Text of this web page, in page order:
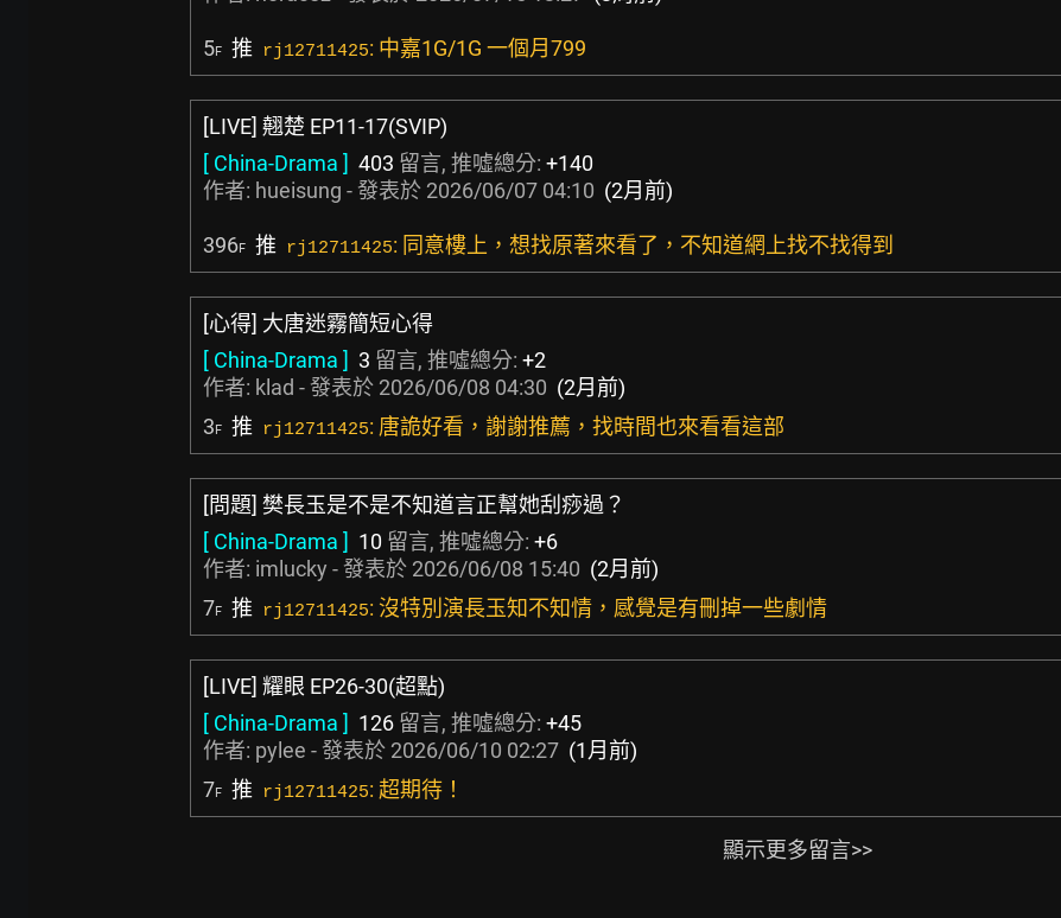
5F 推 rj12711425: 中嘉1G/1G 一個月799
[LIVE] 翹楚 EP11-17(SVIP)
[ China-Drama ] 403 留言, 推噓總分: +140
作者: hueisung - 發表於 2026/06/07 04:10 (2月前)
396F 推 rj12711425: 同意樓上，想找原著來看了，不知道網上找不找得到
[心得] 大唐迷霧簡短心得
[ China-Drama ] 3 留言, 推噓總分: +2
作者: klad - 發表於 2026/06/08 04:30 (2月前)
3F 推 rj12711425: 唐詭好看，謝謝推薦，找時間也來看看這部
[問題] 樊長玉是不是不知道言正幫她刮痧過？
[ China-Drama ] 10 留言, 推噓總分: +6
作者: imlucky - 發表於 2026/06/08 15:40 (2月前)
7F 推 rj12711425: 沒特別演長玉知不知情，感覺是有刪掉一些劇情
[LIVE] 耀眼 EP26-30(超點)
[ China-Drama ] 126 留言, 推噓總分: +45
作者: pylee - 發表於 2026/06/10 02:27 (1月前)
7F 推 rj12711425: 超期待！
顯示更多留言>>